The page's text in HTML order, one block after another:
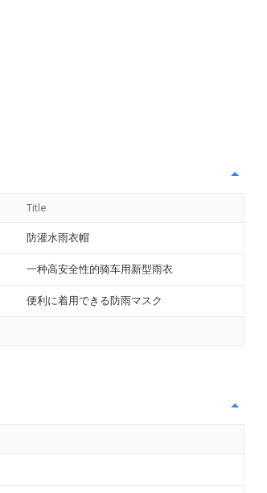
Title
防灌水雨衣帽
一种高安全性的骑车用新型雨衣
便利に着用できる防雨マスク